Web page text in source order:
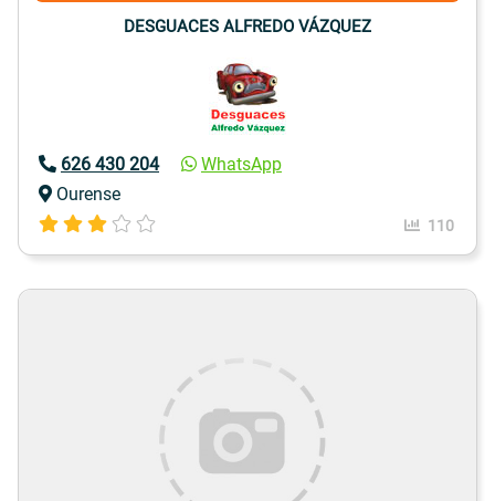
DESGUACES ALFREDO VÁZQUEZ
626 430 204
WhatsApp
Ourense
110